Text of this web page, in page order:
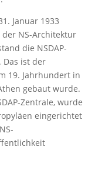
Januar 1933
NS-Architektur
die NSDAP-
Das ist der
19. Jahrhundert in
gebaut wurde.
Zentrale, wurde
eingerichtet